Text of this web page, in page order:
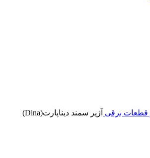
قطعات برقی
آژیر سمند دیناپارت(Dina)